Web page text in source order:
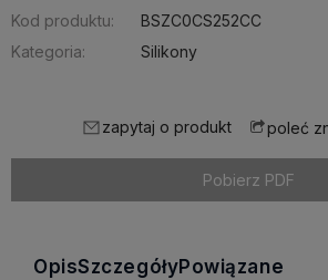
Kod produktu:
BSZC0CS252CC
Kategoria:
Silikony
zapytaj o produkt poleć
Pobierz PDF
OpisSzczegółyPowiązane